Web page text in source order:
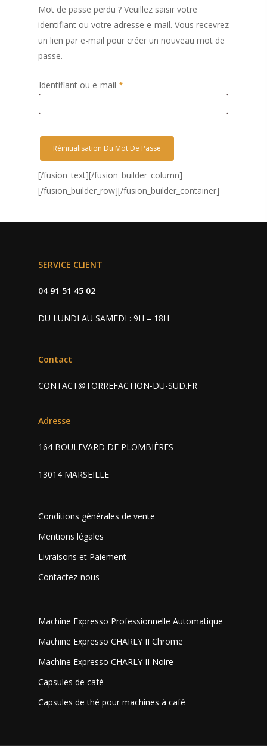
Mot de passe perdu ? Veuillez saisir votre
identifiant ou votre adresse e-mail. Vous recevrez
un lien par e-mail pour créer un nouveau mot de
passe.
Identifiant ou e-mail *
Réinitialisation Du Mot De Passe
[/fusion_text][/fusion_builder_column]
[/fusion_builder_row][/fusion_builder_container]
SERVICE CLIENT
04 91 51 45 02
DU LUNDI AU SAMEDI : 9H – 18H
Contact
CONTACT@TORREFACTION-DU-SUD.FR
Adresse
164 BOULEVARD DE PLOMBIÈRES
13014 MARSEILLE
Conditions générales de vente
Mentions légales
Livraisons et Paiement
Contactez-nous
Machine Expresso Professionnelle Automatique
Machine Expresso CHARLY II Chrome
Machine Expresso CHARLY II Noire
Capsules de café
Capsules de thé pour machines à café
Cafés • Thés
Capsules thé
Charly II Noire